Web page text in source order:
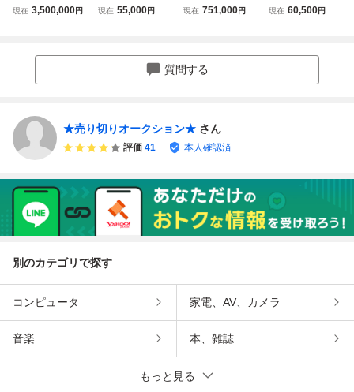
フォワード アーム
現在 3,500,000円
すゞ フォワー
合 MT ETC
美車 売り切り
現在 55,000円
ナ セーフティー
MT 6速 積載295
0kg nox.pm適
現在 751,000円
ナ セーフティー
現在 60,500円
質問する
★売り切りオークション★ さん
評価 41 本人確認済
別のカテゴリで探す
コンピュータ 家電、AV、カメラ
音楽 本、雑誌
もっと見る